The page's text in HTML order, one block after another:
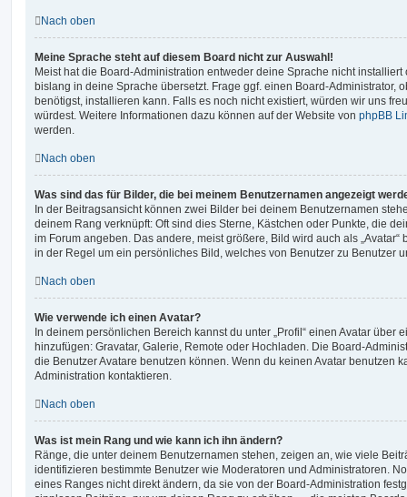
Nach oben
Meine Sprache steht auf diesem Board nicht zur Auswahl!
Meist hat die Board-Administration entweder deine Sprache nicht
bislang in deine Sprache übersetzt. Frage ggf. einen Board-Administrator,
benötigst, installieren kann. Falls es noch nicht existiert, würden wir uns
würdest. Weitere Informationen dazu können auf der Website von phpBB
werden.
Nach oben
Was sind das für Bilder, die bei meinem Benutzernamen angezeigt
In der Beitragsansicht können zwei Bilder bei deinem Benutzernamen
deinem Rang verknüpft: Oft sind dies Sterne, Kästchen oder Punkte, die
im Forum angeben. Das andere, meist größere, Bild wird auch als
in der Regel um ein persönliches Bild, welches von Benutzer zu Benutzer
Nach oben
Wie verwende ich einen Avatar?
In deinem persönlichen Bereich kannst du unter „Profil“ einen Avatar über
hinzufügen: Gravatar, Galerie, Remote oder Hochladen. Die Board-
die Benutzer Avatare benutzen können. Wenn du keinen Avatar benutzen
Administration kontaktieren.
Nach oben
Was ist mein Rang und wie kann ich ihn ändern?
Ränge, die unter deinem Benutzernamen stehen, zeigen an, wie viele
identifizieren bestimmte Benutzer wie Moderatoren und Administratoren.
eines Ranges nicht direkt ändern, da sie von der Board-Administration